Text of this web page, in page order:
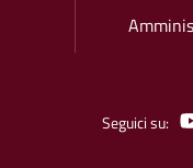
Seguici su: